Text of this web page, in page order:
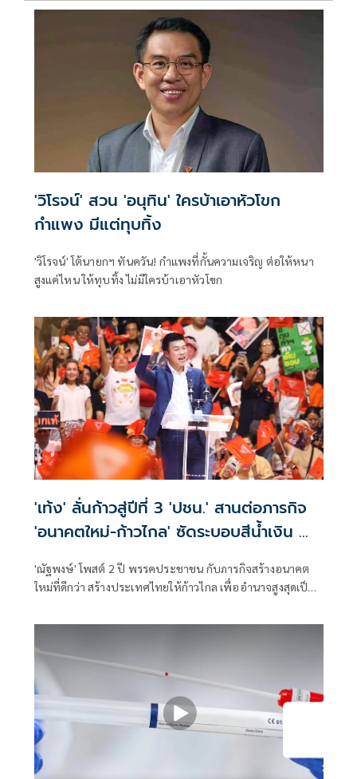
'วิโรจน์' สวน 'อนุทิน' ใครบ้าเอาหัวโขก
กำแพง มีแต่ทุบทิ้ง
'วิโรจน์' โต้นายกฯ ทันควัน! กำแพงที่กั้นความเจริญ ต่อให้หนา
สูงแค่ไหน ให้ทุบทิ้ง ไม่มีใครบ้าเอาหัวโขก
'เท้ง' ลั่นก้าวสู่ปีที่ 3 'ปชน.' สานต่อภารกิจ
'อนาคตใหม่-ก้าวไกล' ซัดระบอบสีน้ำเงิน ทำ
'ณัฐพงษ์' โพสต์ 2 ปี พรรคประชาชน กับภารกิจสร้างอนาคต
ใหม่ที่ดีกว่า สร้างประเทศไทยให้ก้าวไกล เพื่ออำนาจสูงสุดเป็น